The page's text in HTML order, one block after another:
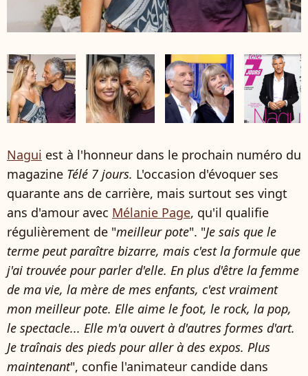
Nagui est à l'honneur dans le prochain numéro du
magazine Télé 7 jours. L'occasion d'évoquer ses
quarante ans de carrière, mais surtout ses vingt
ans d'amour avec Mélanie Page, qu'il qualifie
régulièrement de "meilleur pote". "Je sais que le
terme peut paraître bizarre, mais c'est la formule que
j'ai trouvée pour parler d'elle. En plus d'être la femme
de ma vie, la mère de mes enfants, c'est vraiment
mon meilleur pote. Elle aime le foot, le rock, la pop,
le spectacle... Elle m'a ouvert à d'autres formes d'art.
Je traînais des pieds pour aller à des expos. Plus
maintenant", confie l'animateur candide dans